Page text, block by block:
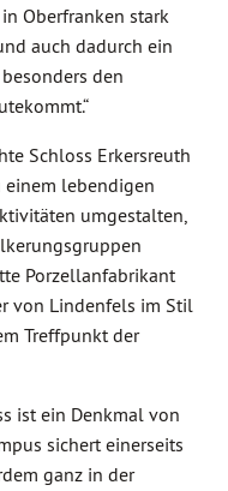
Oberfranken stark
auch dadurch ein
den
Schloss Erkersreuth
einem lebendigen
umgestalten,
Porzellanfabrikant
von Lindenfels im Stil
Treffpunkt der
ist ein Denkmal von
sichert einerseits
ganz in der